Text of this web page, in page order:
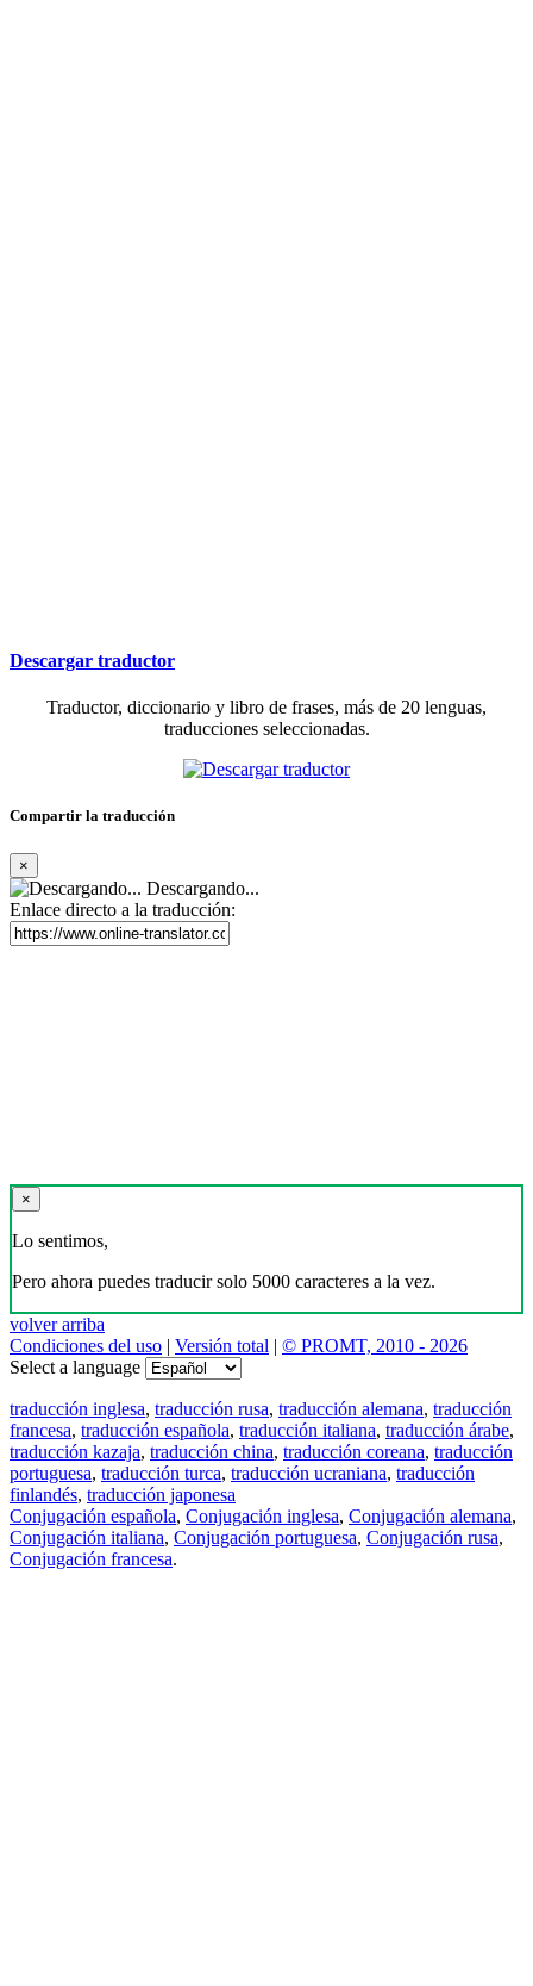
Descargar traductor
Traductor, diccionario y libro de frases, más de 20 lenguas,
traducciones seleccionadas.
Compartir la traducción
×
Descargando...
Enlace directo a la traducción:
×
Lo sentimos,
Pero ahora puedes traducir solo 5000 caracteres a la vez.
volver arriba
Condiciones del uso | Versión total | © PROMT, 2010 - 2026
Select a language
traducción inglesa, traducción rusa, traducción alemana, traducción
francesa, traducción española, traducción italiana, traducción árabe,
traducción kazaja, traducción china, traducción coreana, traducción
portuguesa, traducción turca, traducción ucraniana, traducción
finlandés, traducción japonesa
Conjugación española, Conjugación inglesa, Conjugación alemana,
Conjugación italiana, Conjugación portuguesa, Conjugación rusa,
Conjugación francesa.